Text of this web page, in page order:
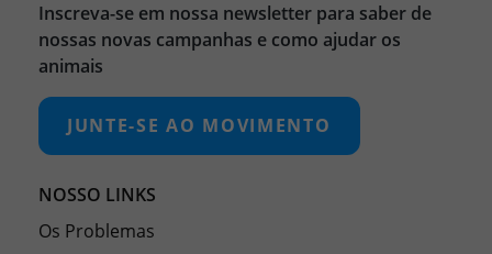
Inscreva-se em nossa newsletter para saber de
nossas novas campanhas e como ajudar os
animais
JUNTE-SE AO MOVIMENTO
NOSSO LINKS
Os Problemas